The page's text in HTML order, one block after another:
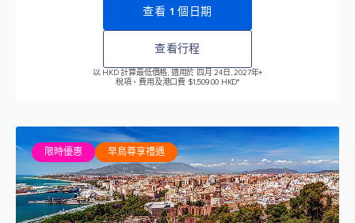
查看 1 個日期
查看行程
以 HKD 計算最低價格, 適用於 四月 24日, 2027年+
稅項、費用及港口費 $1,509.00 HKD*
限時優惠 早鳥尊享禮遇